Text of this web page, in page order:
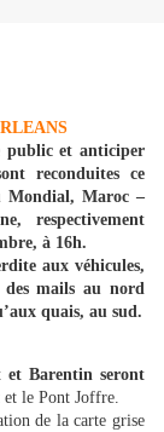
public et anticiper
reconduites ce
Mondial, Maroc –
respectivement
à 16h.
aux véhicules,
mails au nord
quais, au sud.
et Barentin seront
le Pont Joffre.
de la carte grise